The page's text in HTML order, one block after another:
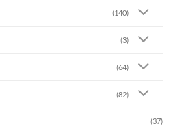
(140)
(3)
(64)
(82)
(37)